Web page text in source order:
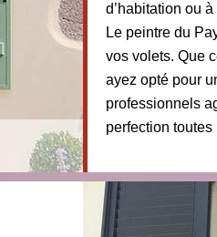
d’habitation ou
Le peintre du
vos volets. Que
ayez opté pour
professionnels
perfection toutes